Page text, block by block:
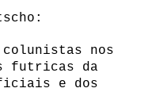
nos
futricas da
e dos